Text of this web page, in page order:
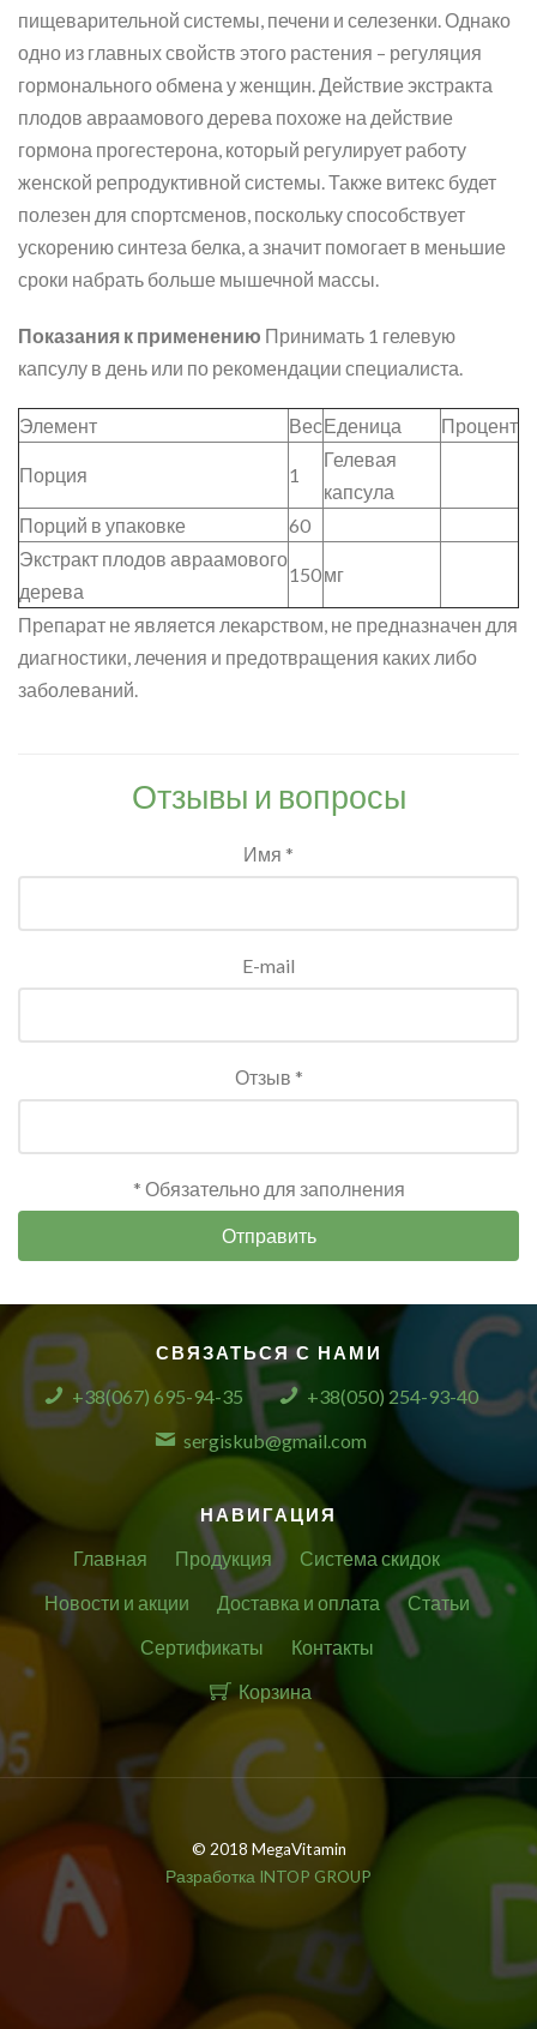
пищеварительной системы, печени и селезенки. Однако
одно из главных свойств этого растения – регуляция
гормонального обмена у женщин. Действие экстракта
плодов авраамового дерева похоже на действие
гормона прогестерона, который регулирует работу
женской репродуктивной системы. Также витекс будет
полезен для спортсменов, поскольку способствует
ускорению синтеза белка, а значит помогает в меньшие
сроки набрать больше мышечной массы.
Показания к применению Принимать 1 гелевую
капсулу в день или по рекомендации специалиста.
Элемент ВесЕденица Процент
Порция 1
Гелевая
капсула
Порций в упаковке
60
Экстракт плодов авраамового
дерева
150мг
Препарат не является лекарством, не предназначен для
диагностики, лечения и предотвращения каких либо
заболеваний.
Отзывы и вопросы
Имя *
E-mail
Отзыв *
* Обязательно для заполнения
Отправить
СВЯЗАТЬСЯ С НАМИ
+38(067) 695-94-35
+38(050) 254-93-40
sergiskub@gmail.com
НАВИГАЦИЯ
Главная Продукция
Система скидок
Новости и акции
Доставка и оплата
Статьи
Сертификаты
Контакты
Корзина
© 2018 MegaVitamin
Разработка INTOP GROUP